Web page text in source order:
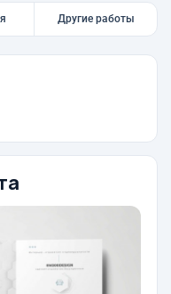
Другие работы